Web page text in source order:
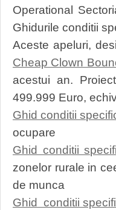
Operational
Ghidurile conditii
Aceste apeluri,
Cheap Clown
acestui an.
499.999 Euro,
Ghid conditii
ocupare
Ghid conditii
zonelor rurale in
de munca
Ghid conditii